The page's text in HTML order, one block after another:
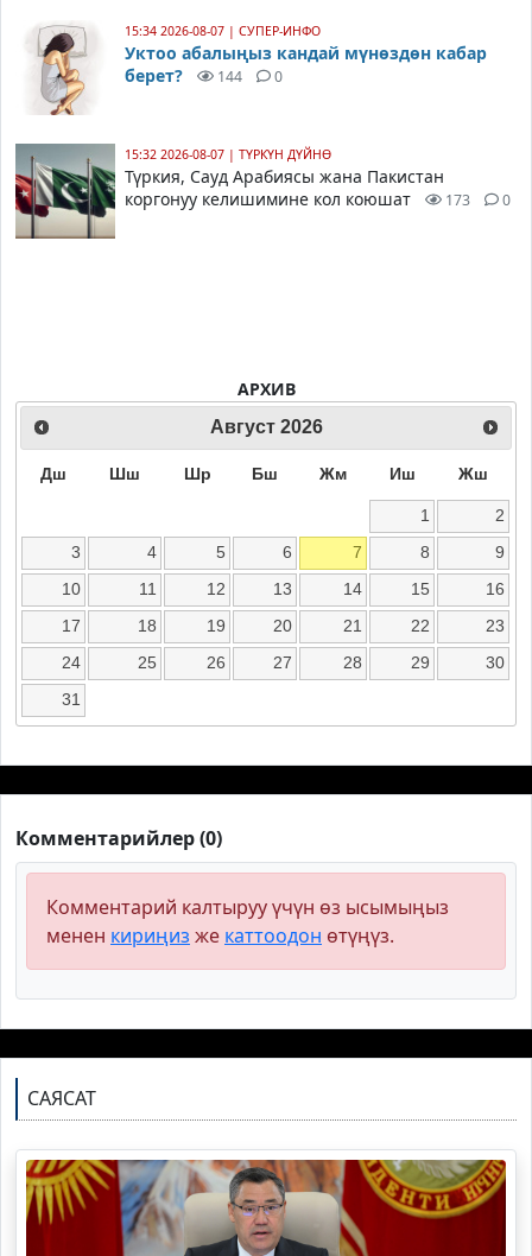
15:34 2026-08-07 | СУПЕР-ИНФО
Уктоо абалыңыз кандай мүнөздөн кабар
берет?
144 0
15:32 2026-08-07 | ТҮРКҮН ДҮЙНӨ
Түркия, Сауд Арабиясы жана Пакистан
коргонуу келишимине кол коюшат
173 0
АРХИВ
Август 2026
Дш Шш Шр Бш Жм Иш Жш
1
2
3
4 5 6 7 8
9
10
11 12 13 14 15
16
17
18 19 20 21 22
23
24
25 26 27 28 29
30
31
Комментарийлер (0)
Комментарий калтыруу үчүн өз ысымыңыз
менен кириңиз же каттоодон өтүңүз.
САЯСАТ